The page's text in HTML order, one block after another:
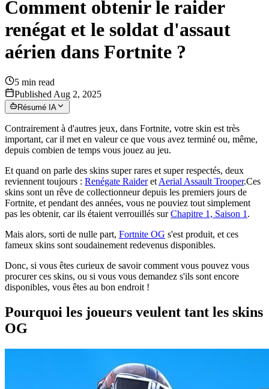
Comment obtenir le raider
renégat et le soldat d'assaut
aérien dans Fortnite ?
5 min read
Published Aug 2, 2025
Résumé IA
Contrairement à d'autres jeux, dans Fortnite, votre skin est très
important, car il met en valeur ce que vous avez terminé ou, même,
depuis combien de temps vous jouez au jeu.
Et quand on parle des skins super rares et super respectés, deux
reviennent toujours : Renégate Raideret Aerial Assault Trooper.Ces
skins sont un rêve de collectionneur depuis les premiers jours de
Fortnite, et pendant des années, vous ne pouviez tout simplement
pas les obtenir, car ils étaient verrouillés surChapitre 1, Saison 1 .
Mais alors, sorti de nulle part, Fortnite OG s'est produit, et ces
fameux skins sont soudainement redevenus disponibles.
Donc, si vous êtes curieux de savoir comment vous pouvez vous
procurer ces skins, ou si vous vous demandez s'ils sont encore
disponibles, vous êtes au bon endroit !
Pourquoi les joueurs veulent tant les skins
OG